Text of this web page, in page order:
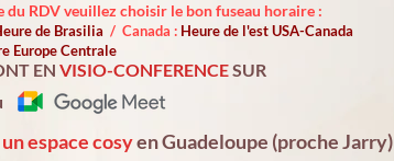
RDV veuillez choisir le bon fuseau horaire :
de Brasilia / Canada : Heure de l'est USA-Canada
Europe Centrale
EN VISIO-CONFERENCESUR
espace cosyen Guadeloupe (proche Jarry)